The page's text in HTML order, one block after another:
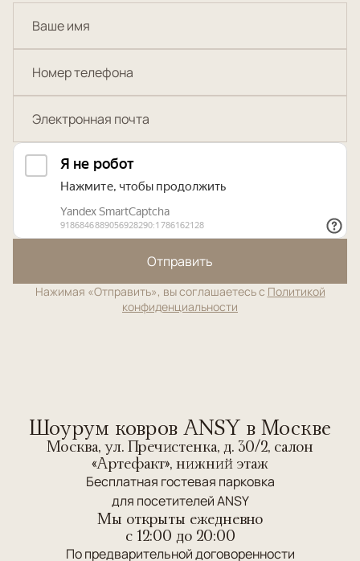
Отправить
Нажимая «Отправить», вы соглашаетесь с Политикой
конфиденциальности
Шоурум ковров ANSY в Москве
Москва, ул. Пречистенка, д. 30/2, салон
«Артефакт», нижний этаж
Бесплатная гостевая парковка
для посетителей ANSY
Мы открыты ежедневно
c 12:00 до 20:00
По предварительной договоренности